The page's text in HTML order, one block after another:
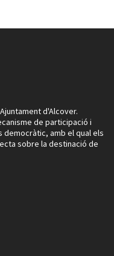
d'Alcover.
de participació i
amb el qual els
sobre la destinació de